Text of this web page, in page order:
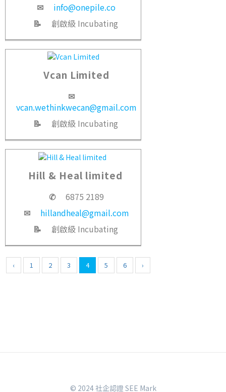
✉
info@onepile.co
📝
創啟級 Incubating
Vcan Limited
✉
vcan.wethinkwecan@gmail.com
📝
創啟級 Incubating
Hill & Heal limited
✆
6875 2189
✉
hillandheal@gmail.com
📝
創啟級 Incubating
‹ 1 2 3 4 5 6 ›
© 2024 社企認證 SEE Mark